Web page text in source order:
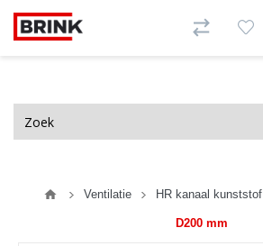
Ventilatie HR kanaal
D200 mm